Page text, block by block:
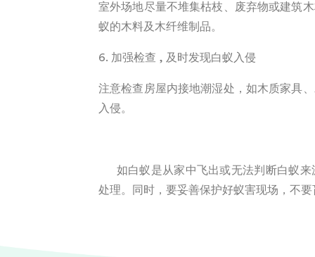
室外场地尽量不堆集枯枝、废弃物或建筑
蚁的木料及木纤维制品。
6. 加强检查 , 及时发现白蚁入侵
注意检查房屋内接地潮湿处，如木质家具
入侵。
如白蚁是从家中飞出或无法判断白蚁来
处理。同时，要妥善保护好蚁害现场，不